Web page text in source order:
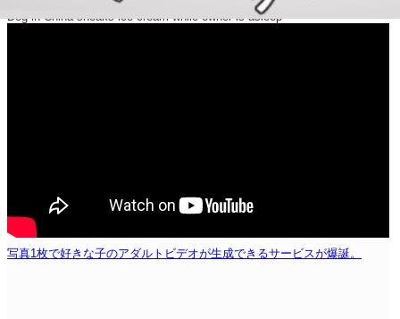
Dog in China sneaks ice cream while owner is asleep
写真1枚で好きな子のアダルトビデオが生成できるサービスが爆誕。